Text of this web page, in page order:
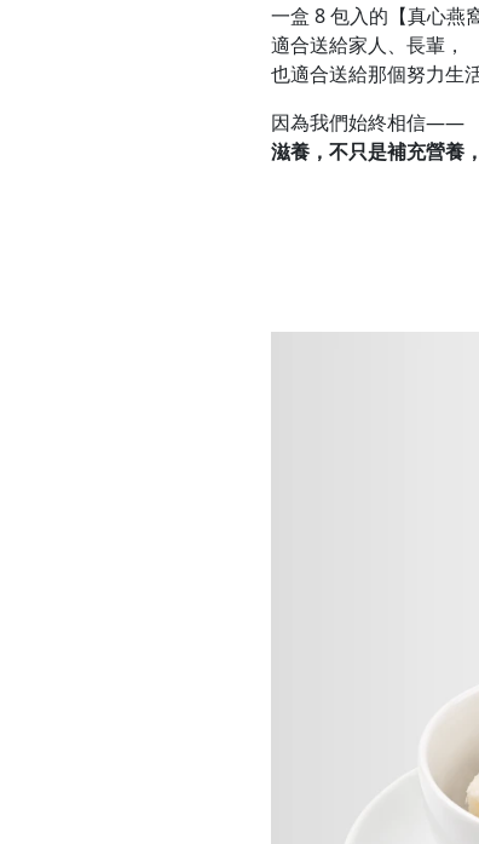
一盒 8 包入的【真心燕
適合送給家人、長輩，
也適合送給那個努力生
因為我們始終相信——
滋養，不只是補充營養